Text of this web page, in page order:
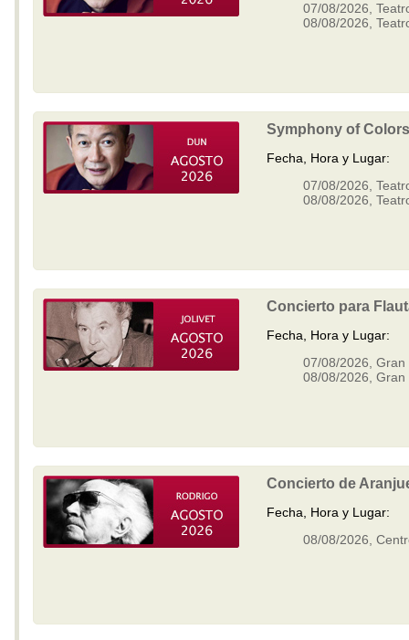
07/08/2026,
08/08/2026,
Symphony of Colors
Fecha, Hora y Lugar:
07/08/2026,
08/08/2026,
Concierto para
Fecha, Hora y Lugar:
07/08/2026, Gran
08/08/2026, Gran
Concierto de
Fecha, Hora y Lugar:
08/08/2026,